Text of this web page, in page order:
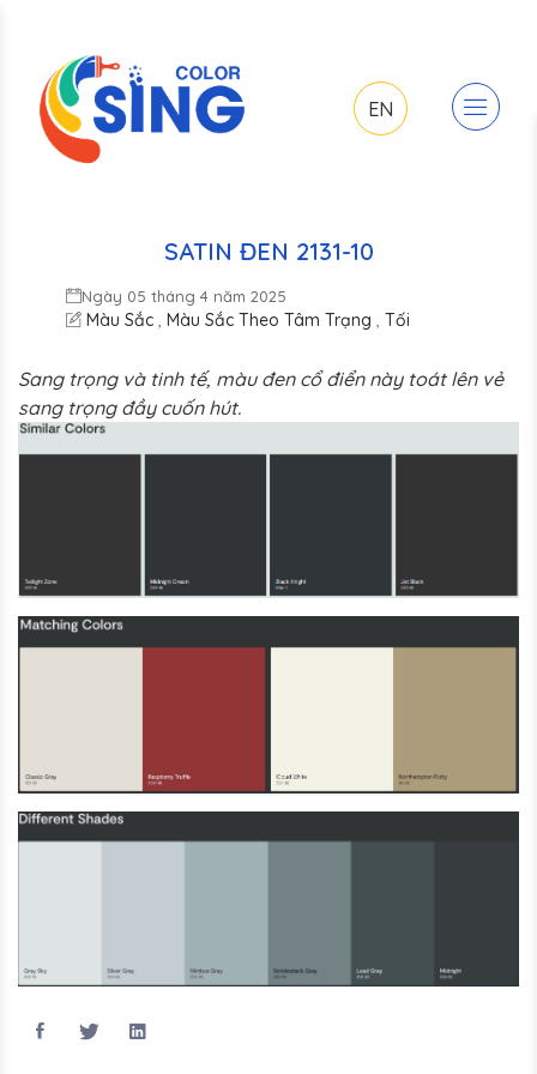
EN
SATIN ĐEN 2131-10
Ngày 05 tháng 4 năm 2025
Màu Sắc Màu Sắc Theo Tâm Trạng Tối
Sang trọng và tinh tế, màu đen cổ điển này toát lên vẻ
sang trọng đầy cuốn hút.